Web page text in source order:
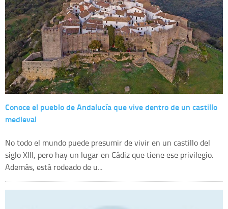
Conoce el pueblo de Andalucía que vive dentro de un castillo
medieval
No todo el mundo puede presumir de vivir en un castillo del
siglo XIII, pero hay un lugar en Cádiz que tiene ese privilegio.
Además, está rodeado de u...